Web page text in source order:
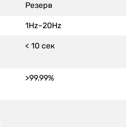
Резерв
1Hz~20Hz
< 10 сек
>99.99%